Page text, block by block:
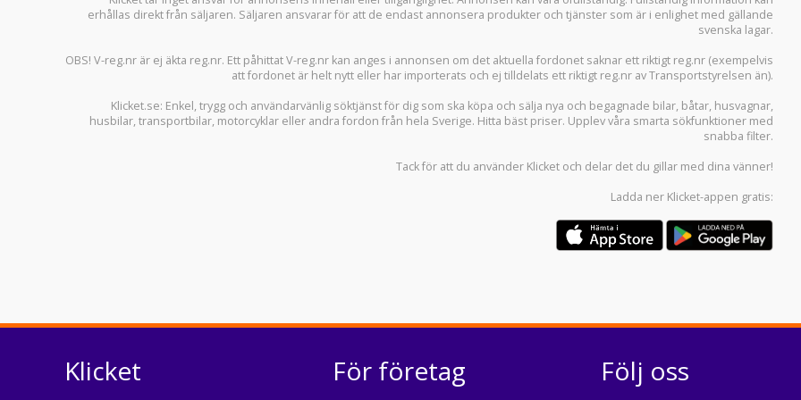
erhållas direkt från säljaren. Säljaren ansvarar för att de endast annonsera produkter och tjänster som är i enlighet med gällande
svenska lagar.
OBS! V-reg.nr är ej äkta reg.nr. Ett påhittat V-reg.nr kan anges i annonsen om det aktuella fordonet saknar ett riktigt reg.nr (exempelvis
att fordonet är helt nytt eller har importerats och ej tilldelats ett riktigt reg.nr av Transportstyrelsen än).
Klicket.se: Enkel, trygg och användarvänlig söktjänst för dig som ska köpa och sälja nya och begagnade bilar, båtar, husvagnar,
husbilar,transportbilar, motorcyklar eller andra fordon från hela Sverige. Hitta bäst priser. Upplev våra smarta sökfunktioner med
snabba filter.
Tack för att du använder Klicket och delar det du gillar med dina vänner!
Ladda ner Klicket-appen gratis:
Klicket För företag Följ oss